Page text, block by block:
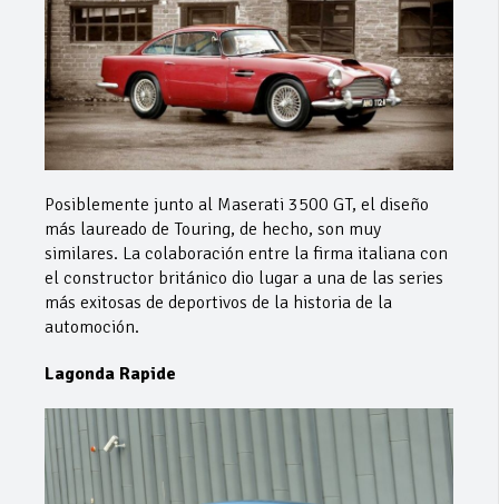
Posiblemente junto al Maserati 3500 GT, el diseño
más laureado de Touring, de hecho, son muy
similares. La colaboración entre la firma italiana con
el constructor británico dio lugar a una de las series
más exitosas de deportivos de la historia de la
automoción.
Lagonda Rapide